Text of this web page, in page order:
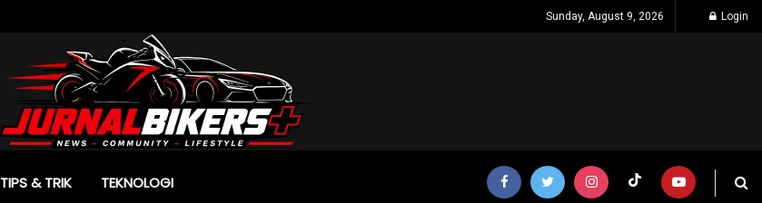
Sunday, August 9, 2026 Login
TIPS & TRIK TEKNOLOGI